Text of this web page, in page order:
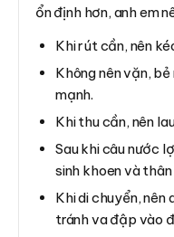
ổn định hơn, anh em
Khi rút cần, nên
Không nên vặn,
mạnh.
Khi thu cần, nên
Sau khi câu nước
sinh khoen và
Khi di chuyển,
tránh va đập vào